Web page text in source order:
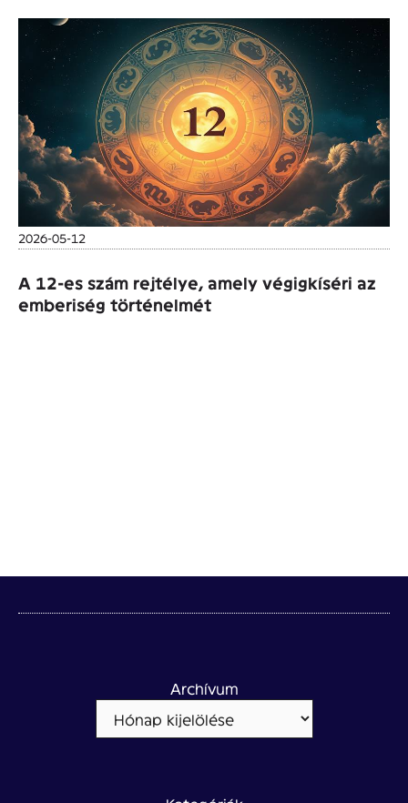
2026-05-12
A 12-es szám rejtélye, amely végigkíséri az
emberiség történelmét
Archívum